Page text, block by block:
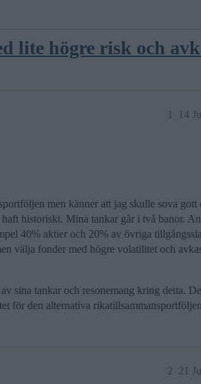
lite högre risk och
14
1
men känner att jag skulle sova gott
historiskt. Mina tankar går i två banor.
40% aktier och 20% av övriga
välja fonder med högre volatilitet och
sina tankar och resonemang kring detta.
för den alternativa
21
2